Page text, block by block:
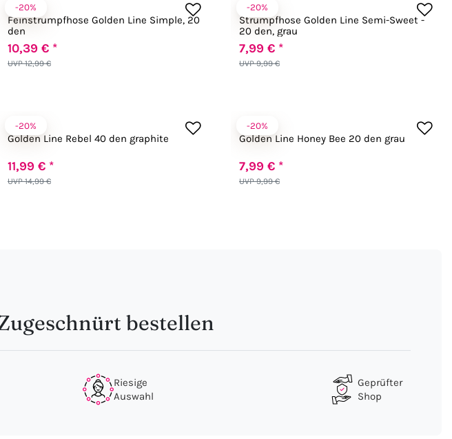
-20%
Fiore
Feinstrumpfhose Golden Line Simple, 20
den
UVP 12,99 €
10,39 € *
-20%
Fiore
Strumpfhose Golden Line Semi-Sweet -
20 den, grau
UVP 9,99 €
7,99 € *
-20%
Rebel
Golden Line Rebel 40 den graphite
UVP 14,99 €
11,99 € *
-20%
Fiore
Golden Line Honey Bee 20 den grau
UVP 9,99 €
7,99 € *
bestellen
Riesige
Auswahl
Geprüfter
Shop